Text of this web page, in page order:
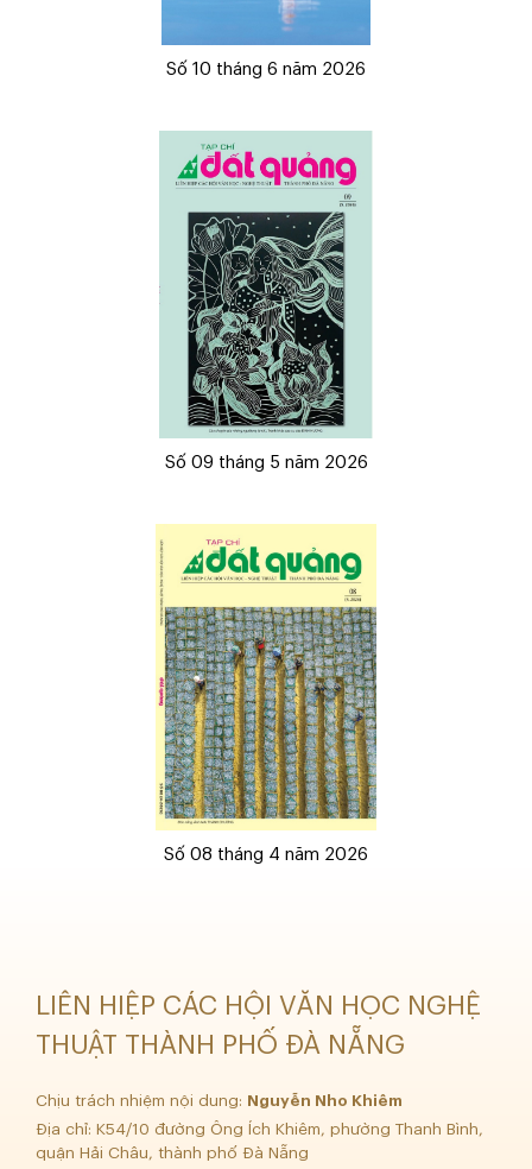
Số 10 tháng 6 năm 2026
Số 09 tháng 5 năm 2026
Số 08 tháng 4 năm 2026
LIÊN HIỆP CÁC HỘI VĂN HỌC NGHỆ
THUẬT THÀNH PHỐ ĐÀ NẴNG
Chịu trách nhiệm nội dung:
Nguyễn Nho Khiêm
Địa chỉ: K54/10 đường Ông Ích Khiêm, phường Thanh Bình,
quận Hải Châu, thành phố Đà Nẵng